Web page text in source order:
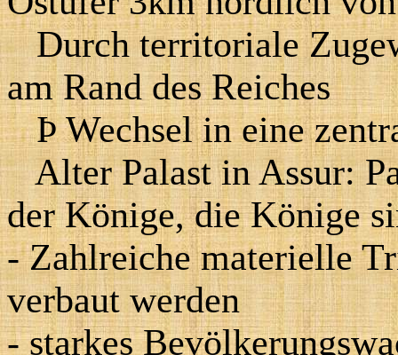
Durch territoriale
am Rand des Reiches
ÞWechsel in eine
Alter Palast in Assur:
der Könige, die Könige
- Zahlreiche materielle
verbaut werden
- starkes